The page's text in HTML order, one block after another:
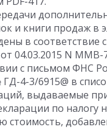
и книги продаж в
в соответствие
04.03.2015 N ММВ-
с письмом ФНС
ГД-4-3/6915@ в
выдаваемые
по налогу
стоимость,